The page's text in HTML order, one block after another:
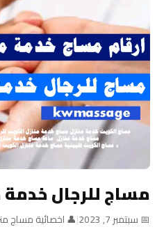
مساج للرجال خدمة
📅 سبتمبر 7, 2023 |👤 اخصائية مساج